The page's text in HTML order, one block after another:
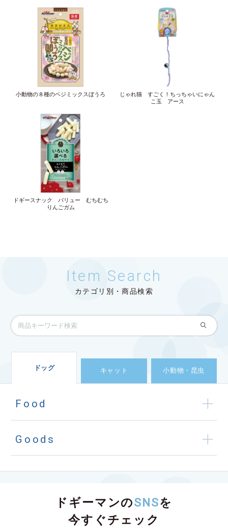
小動物の８種のベジミックスぼうろ
じゃれ猫 すごく！ちっちゃいにゃん
こ玉 アース
ドギースナック バリュー むちむち
りんごガム
Item Search
カテゴリ別・商品検索
ドッグ キャット 小動物・昆虫
Food
Goods
ドギーマンのSNSを
今すぐチェック